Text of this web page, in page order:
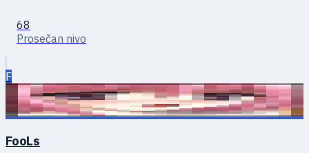
68
Prosečan nivo
F
FooLs